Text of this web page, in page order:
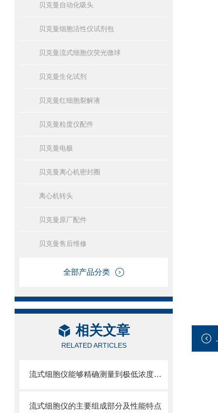
贝克曼自动化吸头
贝克曼细胞活性仪试剂包
贝克曼流式细胞仪荧光微球
贝克曼生化试剂
贝克曼红细胞裂解液
贝克曼粒度仪配件
贝克曼电极
贝克曼离心机密封圈
离心机转头
贝克曼原厂配件
贝克曼售后维修
全部产品分类
相关文章
RELATED ARTICLES
流式细胞仪能够精确测量到极低浓度的标记物
流式细胞仪的主要组成部分及性能特点